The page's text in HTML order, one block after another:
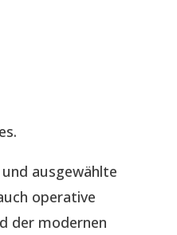
ausgewählte
operative
der modernen